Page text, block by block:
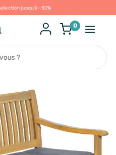
jusqu'à -50%
0